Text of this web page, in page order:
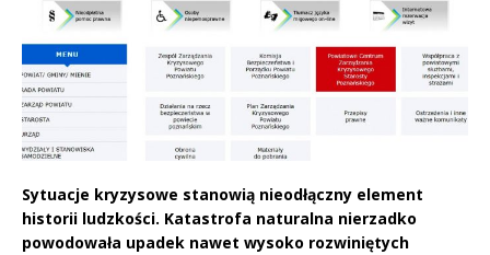
Sytuacje kryzysowe stanowią nieodłączny element
historii ludzkości. Katastrofa naturalna nierzadko
powodowała upadek nawet wysoko rozwiniętych